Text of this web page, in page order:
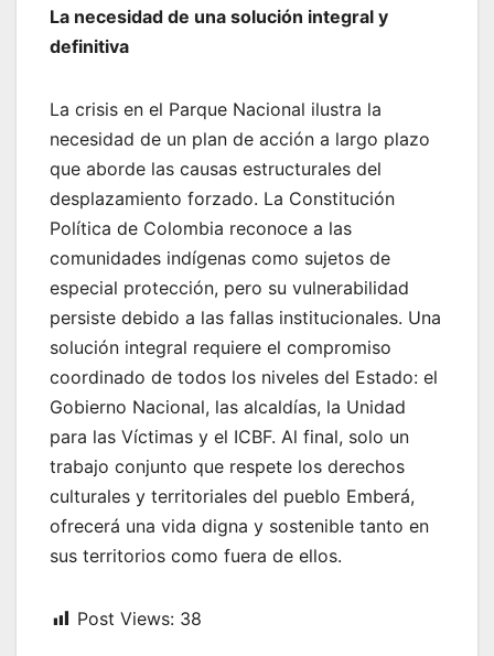
La necesidad de una solución integral y
definitiva
La crisis en el Parque Nacional ilustra la
necesidad de un plan de acción a largo plazo
que aborde las causas estructurales del
desplazamiento forzado. La Constitución
Política de Colombia reconoce a las
comunidades indígenas como sujetos de
especial protección, pero su vulnerabilidad
persiste debido a las fallas institucionales. Una
solución integral requiere el compromiso
coordinado de todos los niveles del Estado: el
Gobierno Nacional, las alcaldías, la Unidad
para las Víctimas y el ICBF. Al final, solo un
trabajo conjunto que respete los derechos
culturales y territoriales del pueblo Emberá,
ofrecerá una vida digna y sostenible tanto en
sus territorios como fuera de ellos.
Post Views: 38